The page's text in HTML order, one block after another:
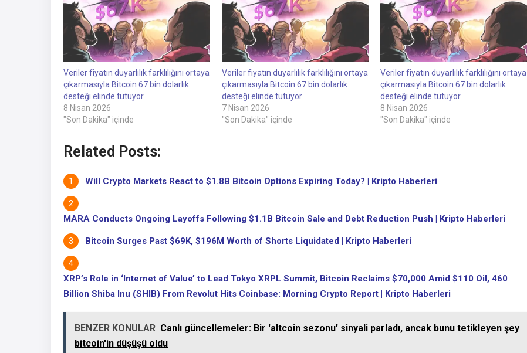
Veriler fiyatın duyarlılık farklılığını ortaya
çıkarmasıyla Bitcoin 67 bin dolarlık
desteği elinde tutuyor
8 Nisan 2026
"Son Dakika" içinde
Veriler fiyatın duyarlılık farklılığını ortaya
çıkarmasıyla Bitcoin 67 bin dolarlık
desteği elinde tutuyor
7 Nisan 2026
"Son Dakika" içinde
Veriler fiyatın duyarlılık farklılığını ortaya
çıkarmasıyla Bitcoin 67 bin dolarlık
desteği elinde tutuyor
8 Nisan 2026
"Son Dakika" içinde
Related Posts:
Will Crypto Markets React to $1.8B Bitcoin Options Expiring Today? | Kripto Haberleri
MARA Conducts Ongoing Layoffs Following $1.1B Bitcoin Sale and Debt Reduction Push | Kripto Haberleri
Bitcoin Surges Past $69K, $196M Worth of Shorts Liquidated | Kripto Haberleri
XRP’s Role in ‘Internet of Value’ to Lead Tokyo XRPL Summit, Bitcoin Reclaims $70,000 Amid $110 Oil, 460
Billion Shiba Inu (SHIB) From Revolut Hits Coinbase: Morning Crypto Report | Kripto Haberleri
BENZER KONULAR Canlı güncellemeler: Bir 'altcoin sezonu' sinyali parladı, ancak bunu tetikleyen şey
bitcoin'in düşüşü oldu